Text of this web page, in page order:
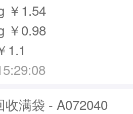
￥1.54
￥0.98
1.1
满袋 - A072040